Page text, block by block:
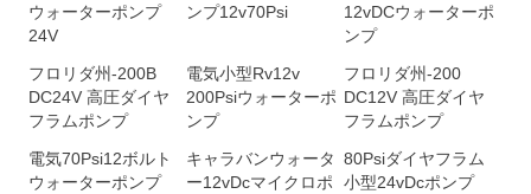
ウォーターポンプ
24V
ンプ12v70Psi
12vDCウォーターポ
ンプ
フロリダ州-200B
DC24V 高圧ダイヤ
フラムポンプ
電気小型Rv12v
200Psiウォーターポ
ンプ
フロリダ州-200
DC12V 高圧ダイヤ
フラムポンプ
電気70Psi12ボルト
ウォーターポンプ
キャラバンウォータ
ー12vDcマイクロポ
80Psiダイヤフラム
小型24vDcポンプ